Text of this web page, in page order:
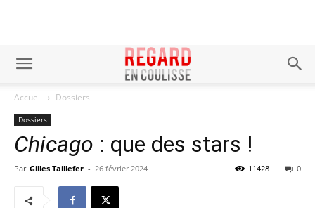
Accueil Dossiers
Dossiers
Chicago : que des stars !
Par Gilles Taillefer - 26 février 2024 0
11428